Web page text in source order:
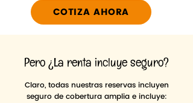
COTIZA AHORA
Pero ¿La renta incluye seguro?
Claro, todas nuestras reservas incluyen
seguro de cobertura amplia e incluye: